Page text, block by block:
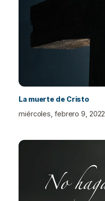
La muerte de Cristo
miércoles, febrero 9, 2022